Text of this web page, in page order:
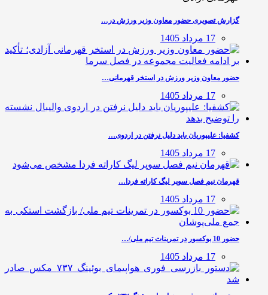
گزارش تصویری حضور معاون وزیر ورزش در…
17 مرداد 1405
حضور معاون وزیر ورزش در استخر قهرمانی…
17 مرداد 1405
کشفیا: علیپوریان باید دلیل نرفتن در اردوی…
17 مرداد 1405
قهرمان نیم فصل سوپر لیگ کاراته فردا…
17 مرداد 1405
حضور 10 بوکسور در تمرینات تیم ملی/…
17 مرداد 1405